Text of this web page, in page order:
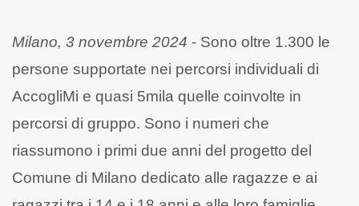
Milano, 3 novembre 2024 - Sono oltre 1.300 le
persone supportate nei percorsi individuali di
AccogliMi e quasi 5mila quelle coinvolte in
percorsi di gruppo. Sono i numeri che
riassumono i primi due anni del progetto del
Comune di Milano dedicato alle ragazze e ai